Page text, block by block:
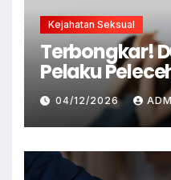
Kejahatan Seksual
Terbongkar!
Pelaku
Cianjur
04/12/2026